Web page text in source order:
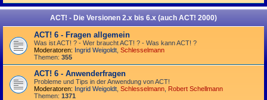
ACT! - Die Versionen 2.x bis 6.x (auch ACT! 2000)
ACT! 6 - Fragen allgemein
Was ist ACT! ? - Wer braucht ACT! ? - Was kann ACT! ?
Moderatoren: Ingrid Weigoldt Schlesselmann
Themen: 355
ACT! 6 - Anwender­fragen
Probleme und Tips in der Anwendung von ACT!
Moderatoren: Ingrid Weigoldt Schlesselmann Robert Schellmann
Themen: 1371